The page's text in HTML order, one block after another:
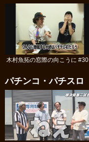
木村魚拓の窓際の向こうに #30
パチンコ・パチスロ